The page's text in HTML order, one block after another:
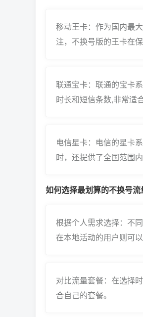
移动王卡：作为国内最
注，不换号版的王卡在
联通宝卡：联通的宝卡
时长和短信条数,非常适
电信星卡：电信的星卡
时，还提供了全国范围
如何选择最划算的不换号流
根据个人需求选择：不
在本地活动的用户则可
对比流量套餐：在选择
合自己的套餐。